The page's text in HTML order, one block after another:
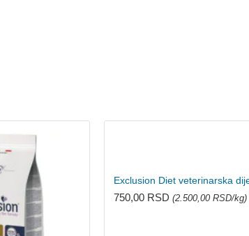
750,00 RSD(2.500,00 RSD/kg)